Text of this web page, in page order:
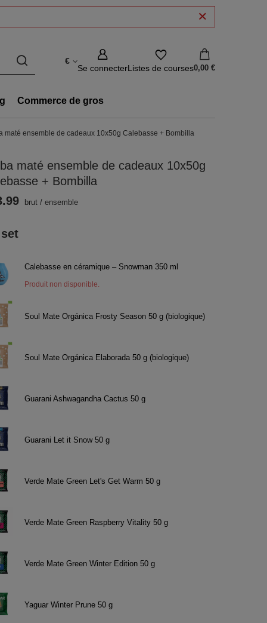
€
Se connecterListes de courses0,00 €
Commerce de gros
maté ensemble de cadeaux 10x50g Calebasse + Bombilla
maté ensemble de cadeaux 10x50g
+ Bombilla
Calebasse en céramique – Snowman 350 ml
Produit non disponible.
Soul Mate Orgánica Frosty Season 50 g (biologique)
Soul Mate Orgánica Elaborada 50 g (biologique)
Guarani Ashwagandha Cactus 50 g
Guarani Let it Snow 50 g
Verde Mate Green Let's Get Warm 50 g
Verde Mate Green Raspberry Vitality 50 g
Verde Mate Green Winter Edition 50 g
Yaguar Winter Prune 50 g
brut /ensemble